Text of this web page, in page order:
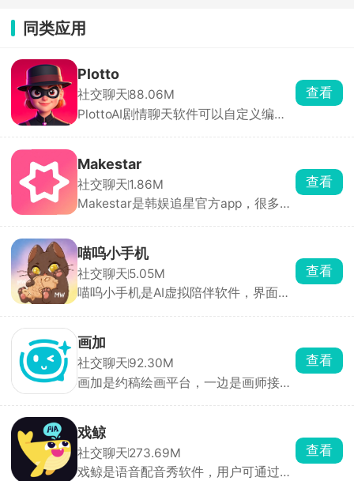
同类应用
Plotto
社交聊天88.06M
PlottoAI剧情聊天软件可以自定义编辑
的故事。在Plotto软件中拥有海量的AI
人设，可以根据自己的喜好进行搜索，
每一位角色都有详细的性格和背景介
绍，每日登录签到，解锁更多的角色，
查看
Makestar
社交聊天1.86M
Makestar是韩娱追星官方app，很多团
这些赠品。除了正规专辑，还有演唱会
周边、季节周边、立牌、杂志周边全部
是正版官方货源，不用担心买到假货。
每次消费积攒积分，能兑换限定周边、
查看
喵呜小手机
社交聊天5.05M
喵呜小手机是AI虚拟陪伴软件，界面是
心、沉浸式角色扮演特别合适。首页除
了 AI 聊天入口，还有喝水打卡、备忘
录、纪念日提醒这些小工具，日常细碎
小事都能随手记录，24小时随时可以找
查看
画加
社交聊天92.30M
画加是约稿绘画平台，一边是画师接单
容易被跑单、翻车扯皮。平时没事可以
直接刷广场社区，海量二次元插画、同
人作品随便看，收藏喜欢的画师，评论
交流绘画技巧，新手画师也能在圈子里
查看
戏鲸
社交聊天273.69M
戏鲸是语音配音秀软件，用户可通过手
查看